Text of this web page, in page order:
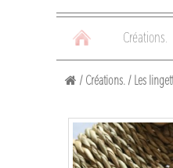
Créations.
/ Créations. / Les